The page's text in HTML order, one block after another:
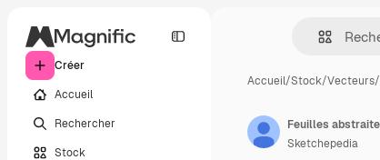
Créer
Accueil
Rechercher
Stock
Accueil/Stock/Vecteurs/
Sketchepedia